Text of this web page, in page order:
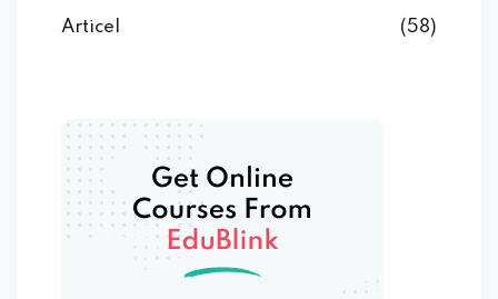
Articel (58)